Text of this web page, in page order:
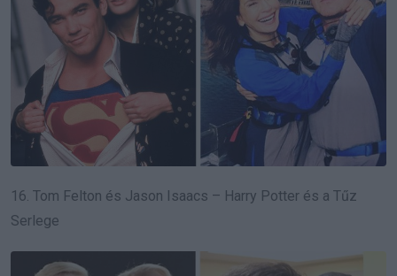
16. Tom Felton és Jason Isaacs – Harry Potter és a Tűz
Serlege